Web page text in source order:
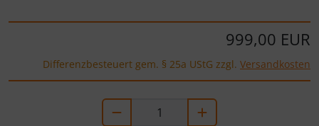
999,00 EUR
Differenzbesteuert gem. § 25a UStG zzgl. Versandkosten